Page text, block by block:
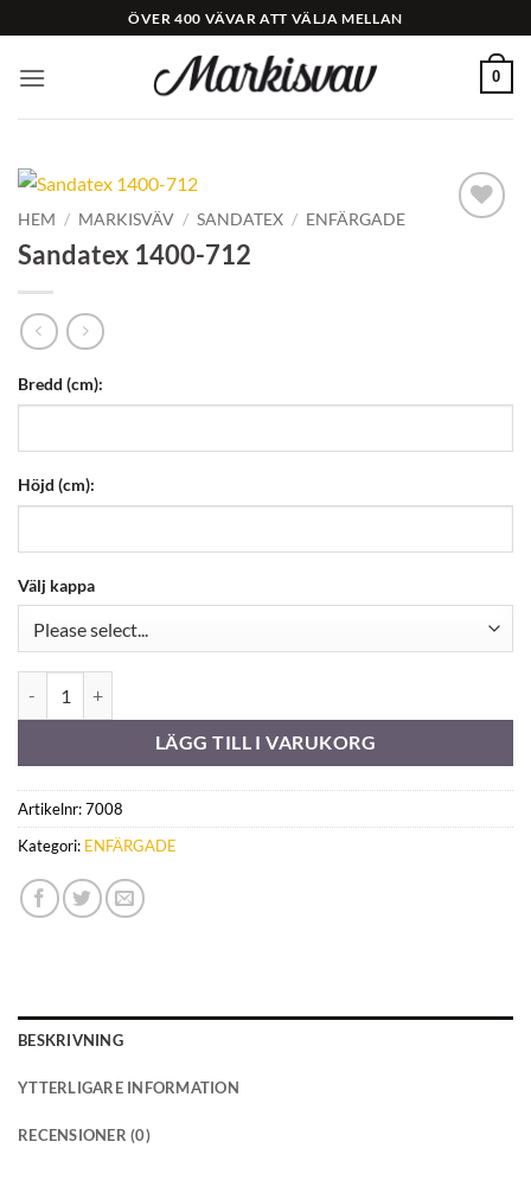
to
content
ÖVER 400 VÄVAR ATT VÄLJA MELLAN
0
HEM / MARKISVÄV / SANDATEX / ENFÄRGADE
Sandatex 1400-712
Bredd (cm):
Höjd (cm):
Välj kappa
LÄGG TILL I VARUKORG
Artikelnr:7008
Kategori: ENFÄRGADE
BESKRIVNING
YTTERLIGARE INFORMATION
RECENSIONER (0)